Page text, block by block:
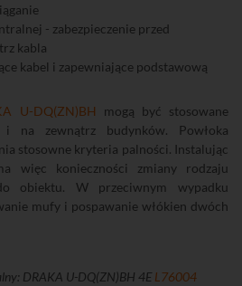
- zabezpieczenie przed
kabla
kabel i zapewniające podstawową
U-DQ(ZN)BH mogą być stosowane
na zewnątrz budynków. Powłoka
stosowne kryteria palności. Instalując
więc konieczności zmiany rodzaju
obiektu. W przeciwnym wypadku
mufy i pospawanie włókien dwóch
DRAKA U-DQ(ZN)BH 4E L76004